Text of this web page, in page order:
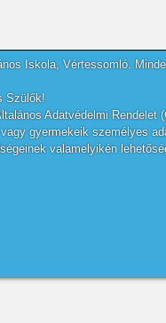
Iskola, Vértessomló.
Szülők!
Adatvédelmi
gyermekeik személyes
valamelyikén